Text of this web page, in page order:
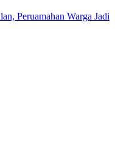
Peruamahan Warga Jadi